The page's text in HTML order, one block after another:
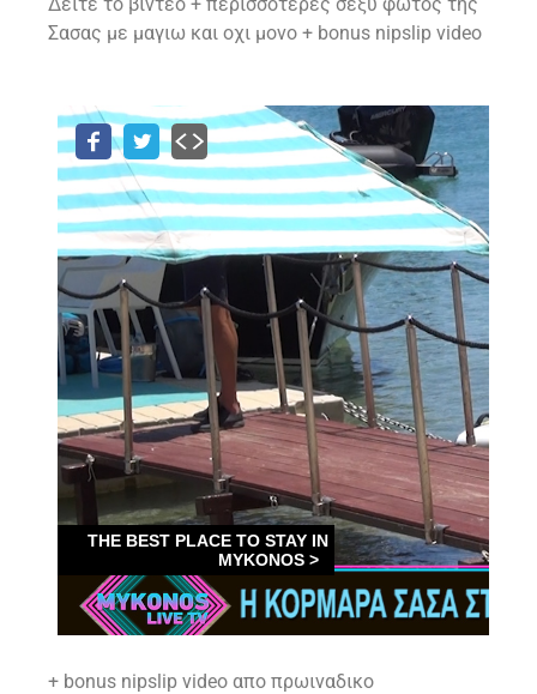
Σασας με μαγιω και οχι μονο + bonus nipslip video
+ bonus nipslip video απο πρωιναδικο